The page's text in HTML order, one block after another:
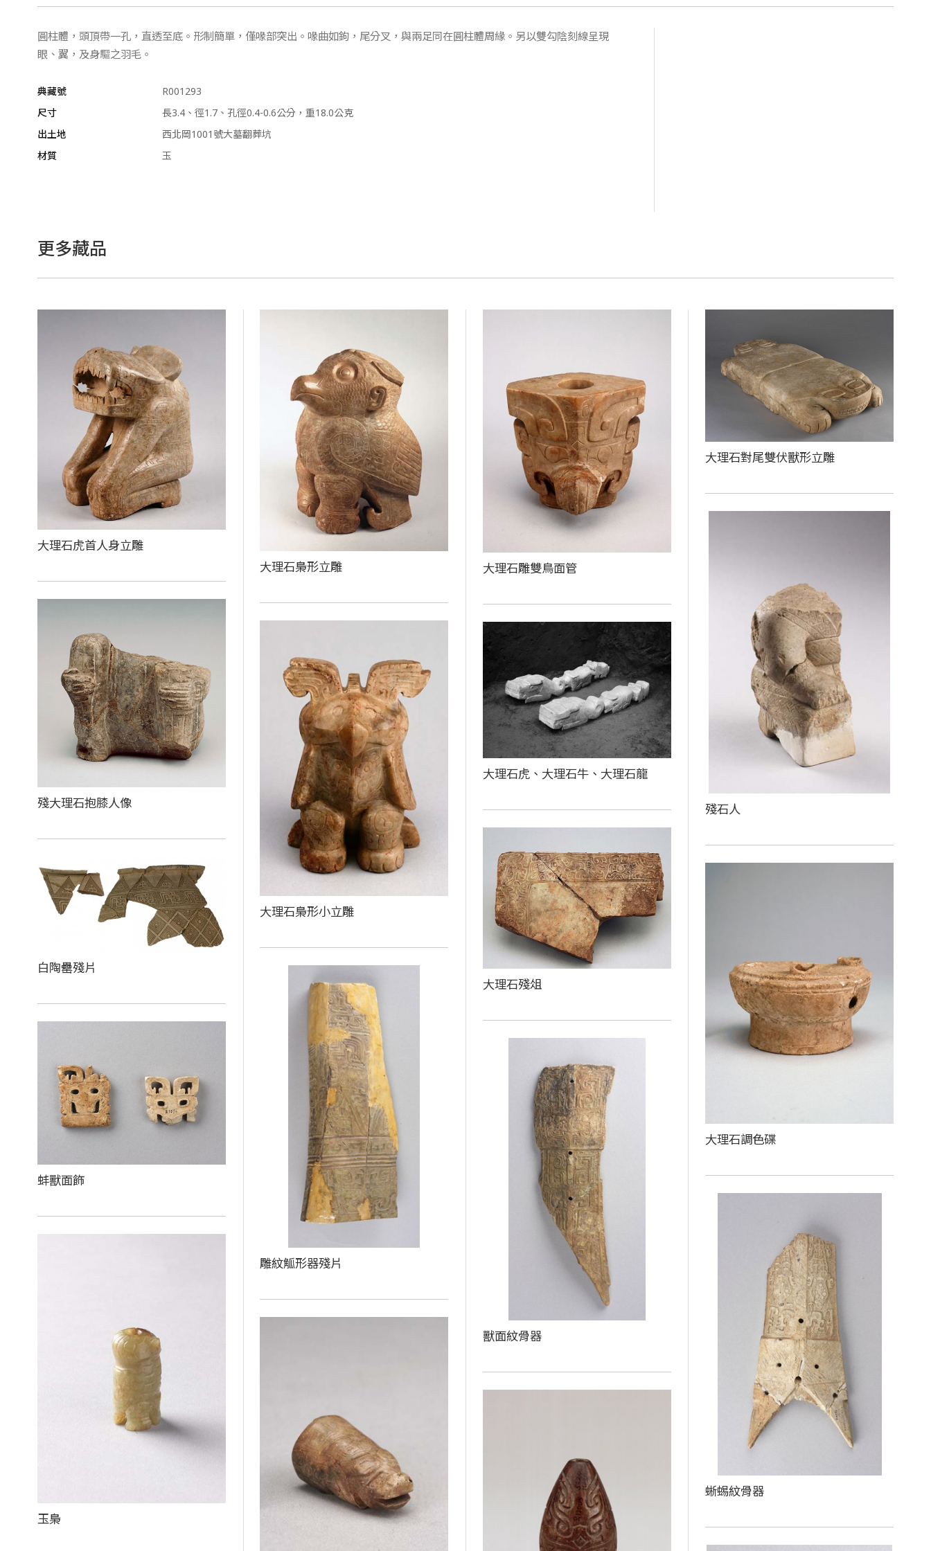
圓柱體，頭頂帶一孔，直透至底。形制簡單，僅喙部突出。喙曲如鉤，尾分叉，與兩足同在圓柱體周緣。另以雙勾陰刻線呈現
眼、翼，及身驅之羽毛。
典藏號
R001293
尺寸
長3.4、徑1.7、孔徑0.4-0.6公分，重18.0公克
出土地
西北岡1001號大墓翻葬坑
材質
玉
更多藏品
大理石虎首人身立雕
大理石梟形立雕
大理石雕雙鳥面管
大理石對尾雙伏獸形立雕
殘石人
殘大理石抱膝人像
大理石梟形小立雕
大理石虎、大理石牛、大理石龍
大理石殘俎
白陶罍殘片
大理石調色碟
雕紋觚形器殘片
蚌獸面飾
獸面紋骨器
蜥蜴紋骨器
玉梟